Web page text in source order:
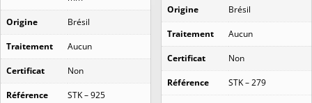
Origine Brésil
Traitement Aucun
Certificat Non
Référence STK – 925
Origine Brésil
Traitement Aucun
Certificat Non
Référence STK – 279